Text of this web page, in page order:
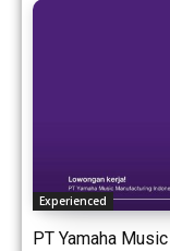
Experienced
PT Yamaha